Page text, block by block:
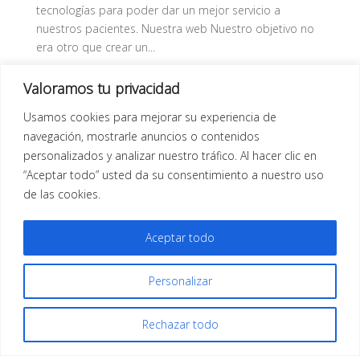
Valoramos tu privacidad
Usamos cookies para mejorar su experiencia de
navegación, mostrarle anuncios o contenidos
personalizados y analizar nuestro tráfico. Al hacer clic en
“Aceptar todo” usted da su consentimiento a nuestro uso
de las cookies.
Personalizar
Rechazar todo
Aceptar todo
tecnologías para poder dar un mejor servicio a
nuestros pacientes. Nuestra web Nuestro objetivo no
era otro que crear un...
Todos los derechos reservados |Aviso Legal| Diseño
WebInfor Xàtiva